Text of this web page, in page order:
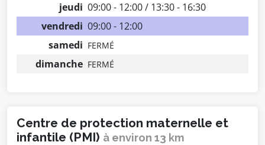
jeudi 09:00 - 12:00 / 13:30 - 16:30
vendredi 09:00 - 12:00
samedi FERMÉ
dimanche FERMÉ
Centre de protection maternelle et
infantile (PMI) à environ 13 km